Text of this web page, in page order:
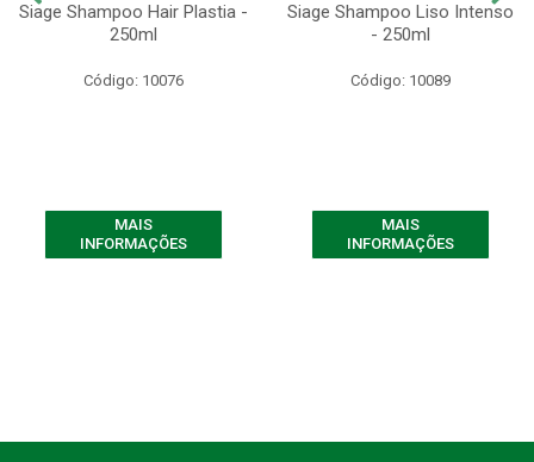
Siage Shampoo Hair Plastia -
250ml
Código: 10076
MAIS
INFORMAÇÕES
Siage Shampoo Liso Intenso
- 250ml
Código: 10089
MAIS
INFORMAÇÕES